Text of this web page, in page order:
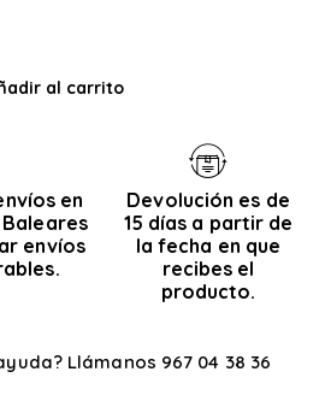
al carrito
en
envíos
Devolución es de
15 días a partir de
la fecha en que
recibes el
producto.
Llámanos 967 04 38 36